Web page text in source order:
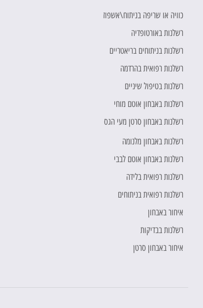
כוויה או שריפה בניתוח\אשפוז
רשלנות באורטופדיה
רשלנות בניתוחים בריאטריים
רשלנות רפואית בהרדמה
רשלנות בטיפול שיניים
רשלנות באבחון אוטם מוחי
רשלנות באבחון סרטן מעי הגס
רשלנות באבחון מלנומה
רשלנות באבחון אוטם לבבי
רשלנות רפואית בלידה
רשלנות רפואית בניתוחים
איחור באבחון
רשלנות בבדיקות
איחור באבחון סרטן